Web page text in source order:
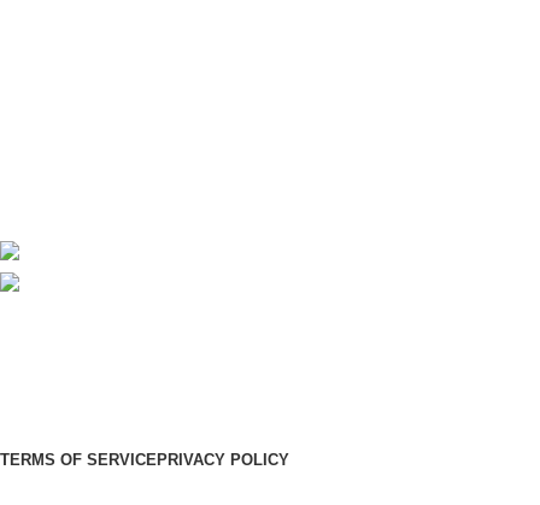
TERMS OF SERVICEPRIVACY POLICY